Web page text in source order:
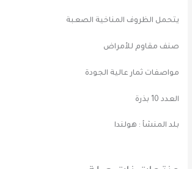
يتحمل الظروف المناخية الصعبة
صنف مقاوم للأمراض
مواصفات ثمار عالية الجودة
العدد 10 بذرة
بلد المنشأ : هولندا